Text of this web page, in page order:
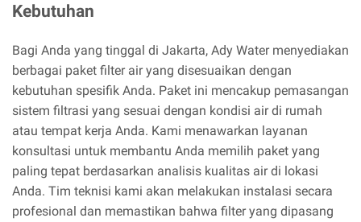
Kebutuhan
Bagi Anda yang tinggal di Jakarta, Ady Water menyediakan
berbagai paket filter air yang disesuaikan dengan
kebutuhan spesifik Anda. Paket ini mencakup pemasangan
sistem filtrasi yang sesuai dengan kondisi air di rumah
atau tempat kerja Anda. Kami menawarkan layanan
konsultasi untuk membantu Anda memilih paket yang
paling tepat berdasarkan analisis kualitas air di lokasi
Anda. Tim teknisi kami akan melakukan instalasi secara
profesional dan memastikan bahwa filter yang dipasang